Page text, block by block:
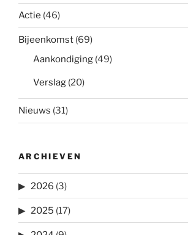
Actie (46)
Bijeenkomst (69)
Aankondiging (49)
Verslag (20)
Nieuws (31)
ARCHIEVEN
2026 (3)
2025 (17)